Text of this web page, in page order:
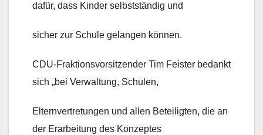
dafür, dass Kinder selbstständig und
sicher zur Schule gelangen können.
CDU-Fraktionsvorsitzender Tim Feister bedankt
sich „bei Verwaltung, Schulen,
Elternvertretungen und allen Beteiligten, die an
der Erarbeitung des Konzeptes